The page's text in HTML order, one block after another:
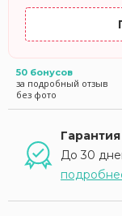
50 бонусов
за подробный отзыв
без фото
До 30